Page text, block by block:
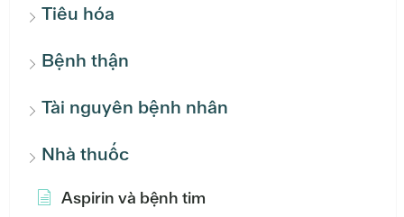
Tiêu hóa
Bệnh thận
Tài nguyên bệnh nhân
Nhà thuốc
Aspirin và bệnh tim